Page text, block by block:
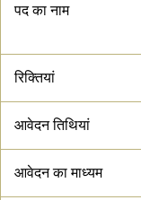
पद का नाम
रिक्तियां
आवेदन तिथियां
आवेदन का माध्यम